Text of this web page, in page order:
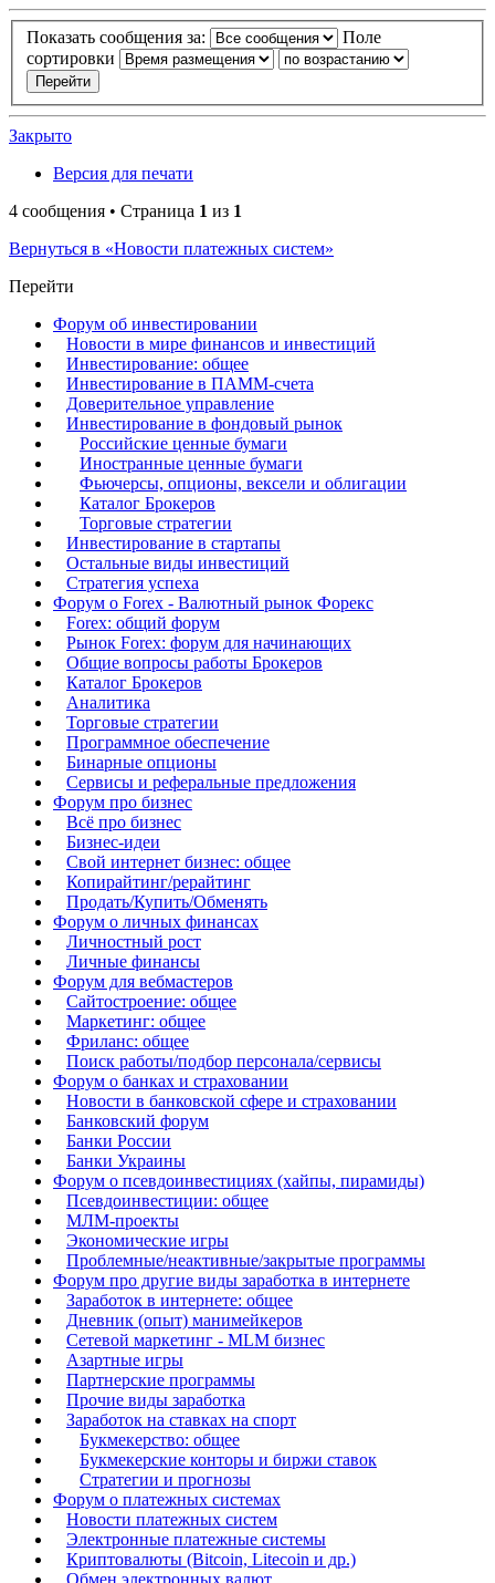
Показать сообщения за:
Поле
сортировки
Закрыто
Версия для печати
4 сообщения • Страница 1 из 1
Вернуться в «Новости платежных систем»
Перейти
Форум об инвестировании
Новости в мире финансов и инвестиций
Инвестирование: общее
Инвестирование в ПАММ-счета
Доверительное управление
Инвестирование в фондовый рынок
Российские ценные бумаги
Иностранные ценные бумаги
Фьючерсы, опционы, вексели и облигации
Каталог Брокеров
Торговые стратегии
Инвестирование в стартапы
Остальные виды инвестиций
Стратегия успеха
Форум о Forex - Валютный рынок Форекс
Forex: общий форум
Рынок Forex: форум для начинающих
Общие вопросы работы Брокеров
Каталог Брокеров
Аналитика
Торговые стратегии
Программное обеспечение
Бинарные опционы
Сервисы и реферальные предложения
Форум про бизнес
Всё про бизнес
Бизнес-идеи
Свой интернет бизнес: общее
Копирайтинг/рерайтинг
Продать/Купить/Обменять
Форум о личных финансах
Личностный рост
Личные финансы
Форум для вебмастеров
Сайтостроение: общее
Маркетинг: общее
Фриланс: общее
Поиск работы/подбор персонала/сервисы
Форум о банках и страховании
Новости в банковской сфере и страховании
Банковский форум
Банки России
Банки Украины
Форум о псевдоинвестициях (хайпы, пирамиды)
Псевдоинвестиции: общее
МЛМ-проекты
Экономические игры
Проблемные/неактивные/закрытые программы
Форум про другие виды заработка в интернете
Заработок в интернете: общее
Дневник (опыт) манимейкеров
Сетевой маркетинг - MLM бизнес
Азартные игры
Партнерские программы
Прочие виды заработка
Заработок на ставках на спорт
Букмекерство: общее
Букмекерские конторы и биржи ставок
Стратегии и прогнозы
Форум о платежных системах
Новости платежных систем
Электронные платежные системы
Криптовалюты (Bitcoin, Litecoin и др.)